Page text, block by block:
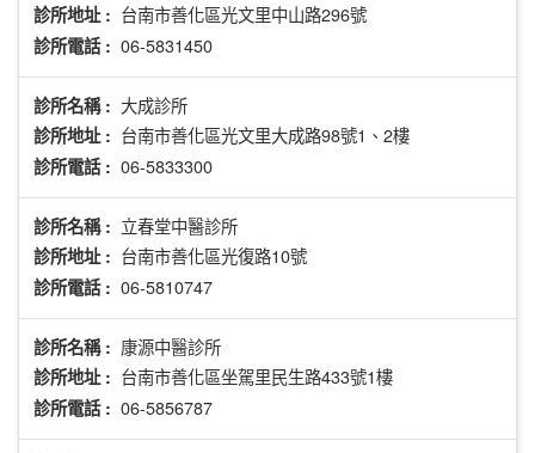
診所地址 : 台南市善化區光文里中山路296號
診所電話 : 06-5831450
診所名稱 : 大成診所
診所地址 : 台南市善化區光文里大成路98號1、2樓
診所電話 : 06-5833300
診所名稱 : 立春堂中醫診所
診所地址 : 台南市善化區光復路10號
診所電話 : 06-5810747
診所名稱 : 康源中醫診所
診所地址 : 台南市善化區坐駕里民生路433號1樓
診所電話 : 06-5856787